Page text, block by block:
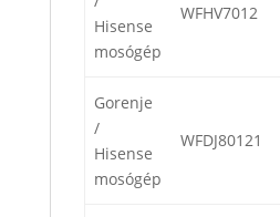
Hisense
mosógép
WFHV7012
Gorenje
/
Hisense
mosógép
WFDJ80121